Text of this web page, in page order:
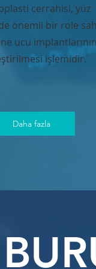
cerrahisi, yüz
önemli bir role
ucu implantlarının
işlemidir.
Daha fazla